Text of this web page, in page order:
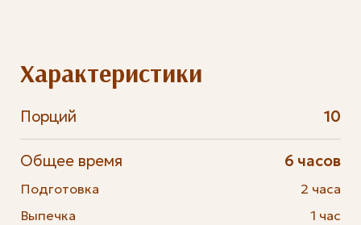
Характеристики
Порций 10
Общее время
Подготовка
Выпечка
6 часов
2 часа
1 час